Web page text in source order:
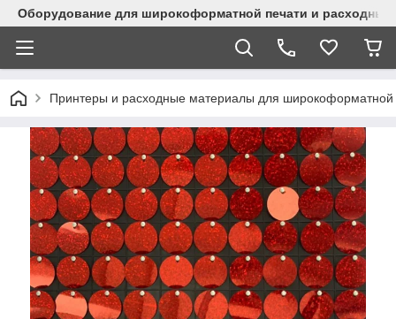
Оборудование для широкоформатной печати и
Принтеры и расходные материалы для широкоформатной